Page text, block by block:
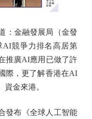
金融發展局（金發
AI競爭力排名高居第
推廣AI應用已做了許
際，更了解香港在AI
金來港。
發布《全球人工智能